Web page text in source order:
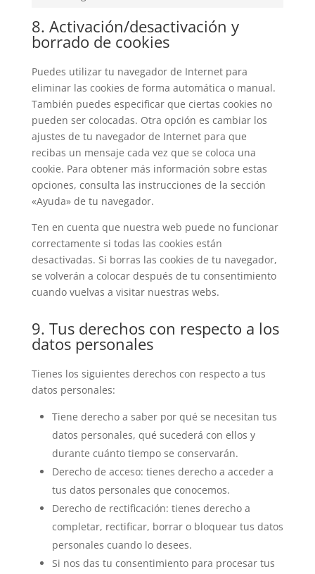
8. Activación/desactivación y
borrado de cookies
Puedes utilizar tu navegador de Internet para
eliminar las cookies de forma automática o manual.
También puedes especificar que ciertas cookies no
pueden ser colocadas. Otra opción es cambiar los
ajustes de tu navegador de Internet para que
recibas un mensaje cada vez que se coloca una
cookie. Para obtener más información sobre estas
opciones, consulta las instrucciones de la sección
«Ayuda» de tu navegador.
Ten en cuenta que nuestra web puede no funcionar
correctamente si todas las cookies están
desactivadas. Si borras las cookies de tu navegador,
se volverán a colocar después de tu consentimiento
cuando vuelvas a visitar nuestras webs.
9. Tus derechos con respecto a los
datos personales
Tienes los siguientes derechos con respecto a tus
datos personales:
Tiene derecho a saber por qué se necesitan tus
datos personales, qué sucederá con ellos y
durante cuánto tiempo se conservarán.
Derecho de acceso: tienes derecho a acceder a
tus datos personales que conocemos.
Derecho de rectificación: tienes derecho a
completar, rectificar, borrar o bloquear tus datos
personales cuando lo desees.
Si nos das tu consentimiento para procesar tus